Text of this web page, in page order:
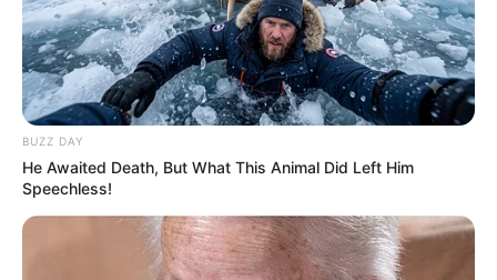
e.
Ziegelei Hundisburg - Nicht weit vom Schloss
Hundisburg entfernt befindet sich eine ehemalige
Ziegelei, die zu einem technischen Museum
umgestaltet wurde. In dem Brennofen von 1938
werden aber auch heute noch Ziegel für
denkmalpflegerische Zwecke gebrannt. Außerdem
gibt es eine Grobkeramikwerkstatt zum selber Hand
anlegen. Eine weitere Attraktion ist die Fahrt mit der
BUZZ DAY
He Awaited Death, But What This Animal Did Left Him
Speechless!